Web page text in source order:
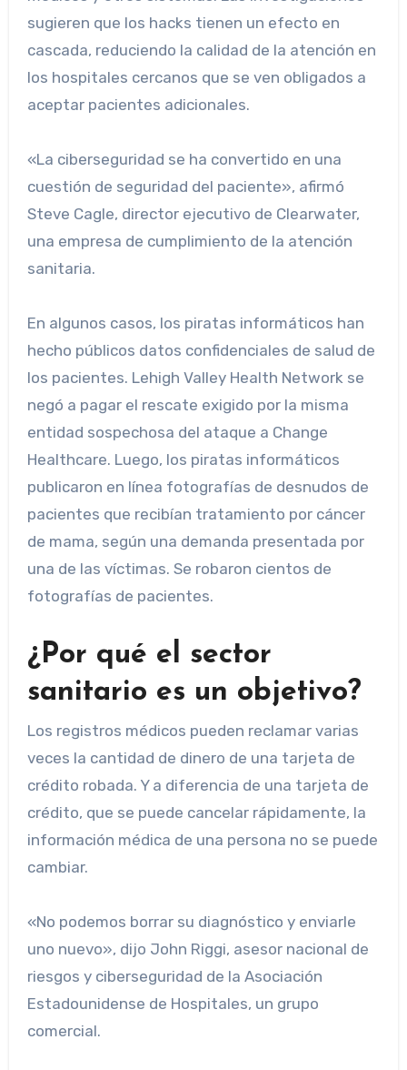
sugieren que los hacks tienen un efecto en
cascada, reduciendo la calidad de la atención en
los hospitales cercanos que se ven obligados a
aceptar pacientes adicionales.
«La ciberseguridad se ha convertido en una
cuestión de seguridad del paciente», afirmó
Steve Cagle, director ejecutivo de Clearwater,
una empresa de cumplimiento de la atención
sanitaria.
En algunos casos, los piratas informáticos han
hecho públicos datos confidenciales de salud de
los pacientes. Lehigh Valley Health Network se
negó a pagar el rescate exigido por la misma
entidad sospechosa del ataque a Change
Healthcare. Luego, los piratas informáticos
publicaron en línea fotografías de desnudos de
pacientes que recibían tratamiento por cáncer
de mama, según una demanda presentada por
una de las víctimas. Se robaron cientos de
fotografías de pacientes.
¿Por qué el sector
sanitario es un objetivo?
Los registros médicos pueden reclamar varias
veces la cantidad de dinero de una tarjeta de
crédito robada. Y a diferencia de una tarjeta de
crédito, que se puede cancelar rápidamente, la
información médica de una persona no se puede
cambiar.
«No podemos borrar su diagnóstico y enviarle
uno nuevo», dijo John Riggi, asesor nacional de
riesgos y ciberseguridad de la Asociación
Estadounidense de Hospitales, un grupo
comercial.